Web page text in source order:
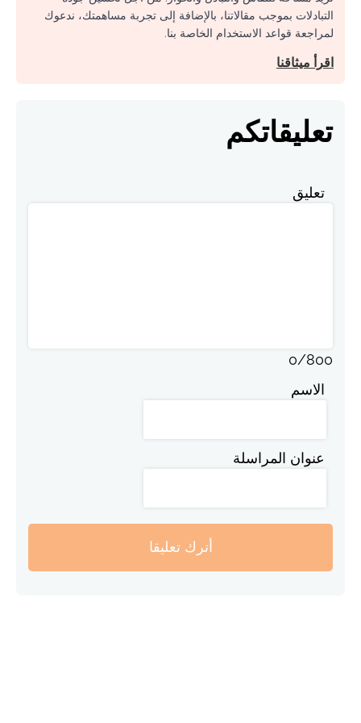
التبادلات بموجب مقالاتنا، بالإضافة إلى تجربة مساهمتك، ندعوك
لمراجعة قواعد الاستخدام الخاصة بنا.
اقرأ ميثاقنا
تعليقاتكم
تعليق
0/800
الاسم
عنوان المراسلة
أترك تعليقا